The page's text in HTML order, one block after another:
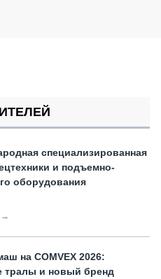
специализированная
и подъемно-
оборудования
→
на COMVEX 2026:
тралы и новый бренд